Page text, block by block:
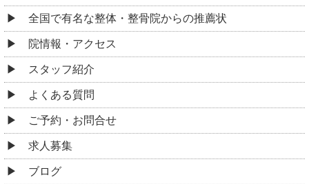
全国で有名な整体・整骨院からの推薦状
院情報・アクセス
スタッフ紹介
よくある質問
ご予約・お問合せ
求人募集
ブログ